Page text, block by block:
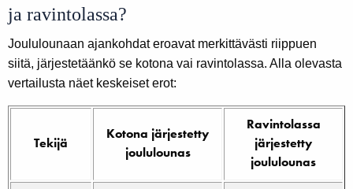
ja ravintolassa?
Joululounaan ajankohdat eroavat merkittävästi riippuen
siitä, järjestetäänkö se kotona vai ravintolassa. Alla olevasta
vertailusta näet keskeiset erot:
Tekijä
Kotona järjestetty
joululounas
Ravintolassa
järjestetty
joululounas